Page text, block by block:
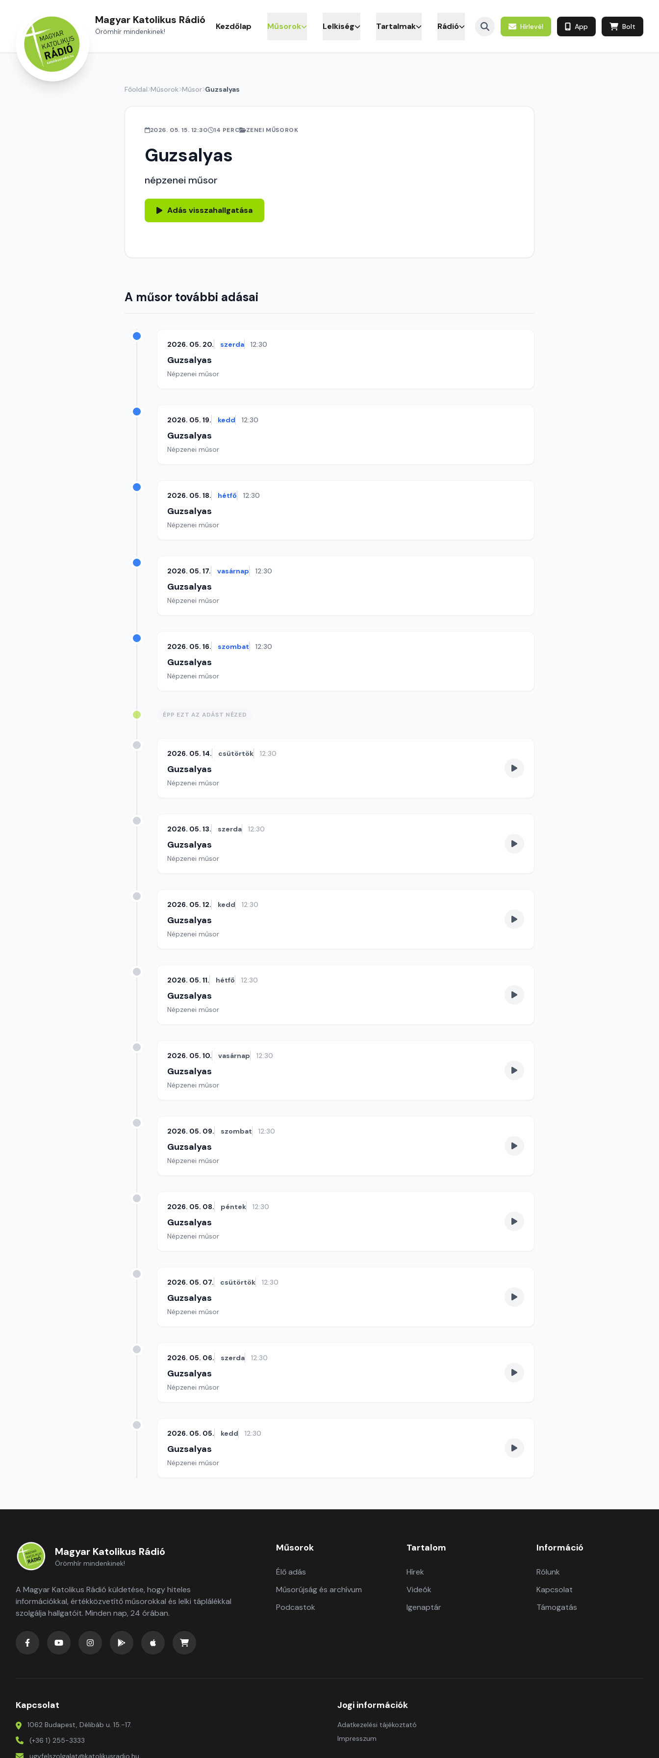
Magyar Katolikus Rádió
Örömhír mindenkinek! Kezdőlap Műsorok Lelkiség Tartalmak Rádió Hírlevél App Bolt
Főoldal Műsorok Műsor Guzsalyas
2026. 05. 15. 12:30 14 PERC ZENEI MŰSOROK
Guzsalyas
népzenei műsor
Adás visszahallgatása
A műsor további adásai
2026. 05. 20. szerda 12:30
Guzsalyas
Népzenei műsor
2026. 05. 19. kedd 12:30
Guzsalyas
Népzenei műsor
2026. 05. 18. hétfő 12:30
Guzsalyas
Népzenei műsor
2026. 05. 17. vasárnap 12:30
Guzsalyas
Népzenei műsor
2026. 05. 16. szombat 12:30
Guzsalyas
Népzenei műsor
ÉPP EZT AZ ADÁST NÉZED
2026. 05. 14. csütörtök 12:30
Guzsalyas
Népzenei műsor
2026. 05. 13. szerda 12:30
Guzsalyas
Népzenei műsor
2026. 05. 12. kedd 12:30
Guzsalyas
Népzenei műsor
2026. 05. 11. hétfő 12:30
Guzsalyas
Népzenei műsor
2026. 05. 10. vasárnap 12:30
Guzsalyas
Népzenei műsor
2026. 05. 09. szombat 12:30
Guzsalyas
Népzenei műsor
2026. 05. 08. péntek 12:30
Guzsalyas
Népzenei műsor
2026. 05. 07. csütörtök 12:30
Guzsalyas
Népzenei műsor
2026. 05. 06. szerda 12:30
Guzsalyas
Népzenei műsor
2026. 05. 05. kedd 12:30
Guzsalyas
Népzenei műsor
Magyar Katolikus Rádió
Örömhír mindenkinek!
A Magyar Katolikus Rádió küldetése, hogy hiteles
információkkal, értékközvetítő műsorokkal és lelki táplálékkal
szolgálja hallgatóit. Minden nap, 24 órában.
Műsorok
Élő adás
Műsorújság és archívum
Podcastok
Tartalom
Hírek
Videók
Igenaptár
Információ
Rólunk
Kapcsolat
Támogatás
Kapcsolat
1062 Budapest, Délibáb u. 15.-17.
(+36 1) 255-3333
ugyfelszolgalat@katolikusradio.hu
Jogi információk
Adatkezelési tájékoztató
Impresszum